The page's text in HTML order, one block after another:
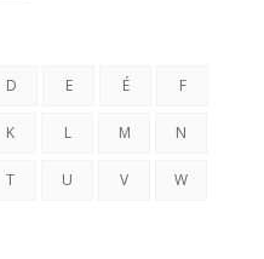
D E É F
K L M N
T U V W